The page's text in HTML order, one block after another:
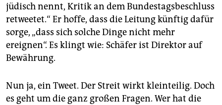
jüdisch nennt, Kritik an dem Bundestagsbeschluss
retweetet.“ Er hoffe, dass die Leitung künftig dafür
sorge, „dass sich solche Dinge nicht mehr
ereignen“. Es klingt wie: Schäfer ist Direktor auf
Bewährung.
Nun ja, ein Tweet. Der Streit wirkt kleinteilig. Doch
es geht um die ganz großen Fragen. Wer hat die